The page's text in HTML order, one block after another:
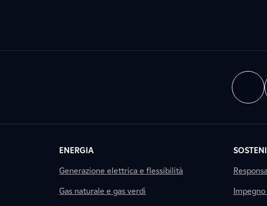
ENERGIA
Generazione elettrica e flessibilità
Gas naturale e gas verdi